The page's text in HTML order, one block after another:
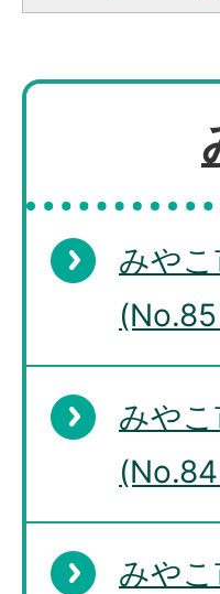
みや
みや
みや